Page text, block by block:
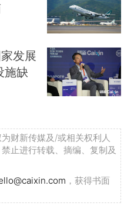
发展
施缺
财新传媒及/或相关权利人
止进行转载、摘编、复制及
，获得书面